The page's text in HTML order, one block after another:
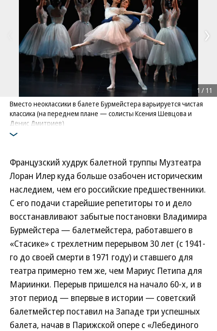
Вместо неоклассики в балете Бурмейстера варьируется чистая
классика (на переднем плане — солисты Ксения Шевцова и
Денис Дмитриев)
Фото: Коммерсантъ / Юрий Мартьянов
1 / 11
Французский худрук балетной труппы Музтеатра
Лоран Илер куда больше озабочен историческим
наследием, чем его российские предшественники.
С его подачи старейшие репетиторы то и дело
восстанавливают забытые постановки Владимира
Бурмейстера — балетмейстера, работавшего в
«Стасике» с трехлетним перерывом 30 лет (с 1941-
го до своей смерти в 1971 году) и ставшего для
театра примерно тем же, чем Мариус Петипа для
Мариинки. Перерыв пришелся на начало 60-х, и в
этот период — впервые в истории — советский
балетмейстер поставил на Западе три успешных
балета, начав в Парижской опере с «Лебединого